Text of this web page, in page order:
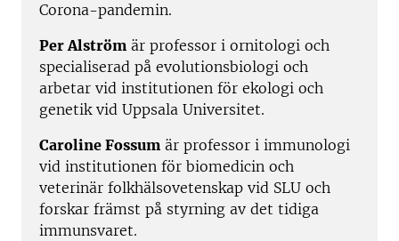
Corona-pandemin.
Per Alström är professor i ornitologi och
specialiserad på evolutionsbiologi och
arbetar vid institutionen för ekologi och
genetik vid Uppsala Universitet.
Caroline Fossum är professor i immunologi
vid institutionen för biomedicin och
veterinär folkhälsovetenskap vid SLU och
forskar främst på styrning av det tidiga
immunsvaret.